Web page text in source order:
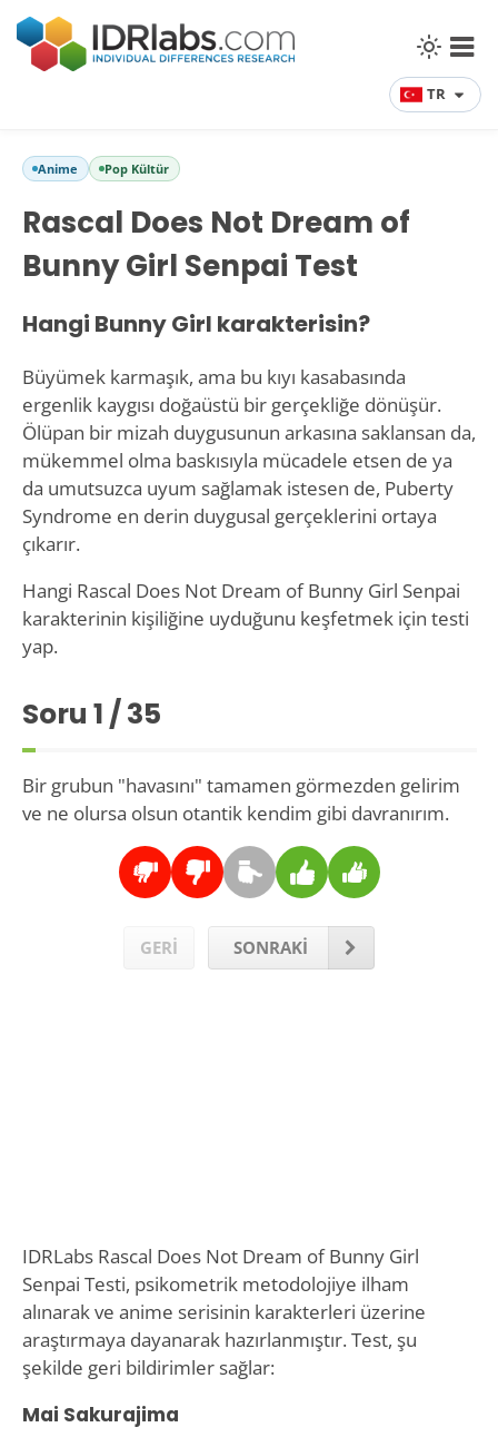
TR
Anime Pop Kültür
Rascal Does Not Dream of
Bunny Girl Senpai Test
Hangi Bunny Girl karakterisin?
Büyümek karmaşık, ama bu kıyı kasabasında
ergenlik kaygısı doğaüstü bir gerçekliğe dönüşür.
Ölüpan bir mizah duygusunun arkasına saklansan da,
mükemmel olma baskısıyla mücadele etsen de ya
da umutsuzca uyum sağlamak istesen de, Puberty
Syndrome en derin duygusal gerçeklerini ortaya
çıkarır.
Hangi Rascal Does Not Dream of Bunny Girl Senpai
karakterinin kişiliğine uyduğunu keşfetmek için testi
yap.
Soru 1 / 35
Bir grubun "havasını" tamamen görmezden gelirim
ve ne olursa olsun otantik kendim gibi davranırım.
GERİ SONRAKİ
IDRLabs Rascal Does Not Dream of Bunny Girl
Senpai Testi, psikometrik metodolojiye ilham
alınarak ve anime serisinin karakterleri üzerine
araştırmaya dayanarak hazırlanmıştır. Test, şu
şekilde geri bildirimler sağlar:
Mai Sakurajima